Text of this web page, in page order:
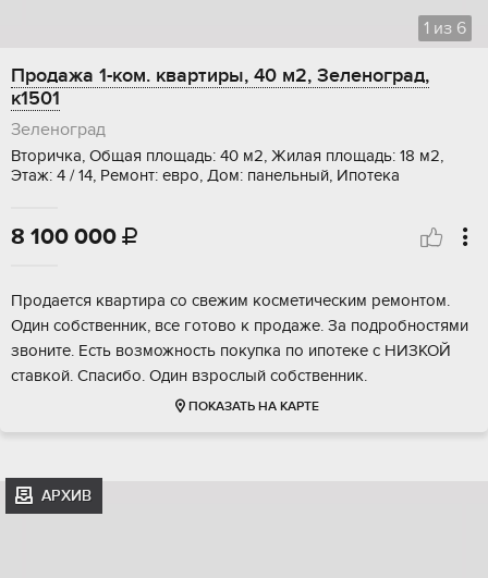
1 из 6
Продажа 1-ком. квартиры, 40 м2, Зеленоград,
к1501
Зеленоград
Вторичка, Общая площадь: 40 м2, Жилая площадь: 18 м2,
Этаж: 4 / 14, Ремонт: евро, Дом: панельный, Ипотека
8 100 000 
Продается квартира со свежим косметическим ремонтом.
Один собственник, все готово к продаже. За подробностями
звоните. Есть возможность покупка по ипотеке с НИЗКОЙ
ставкой. Спасибо. Один взрослый собственник.
ПОКАЗАТЬ НА КАРТЕ
АРХИВ